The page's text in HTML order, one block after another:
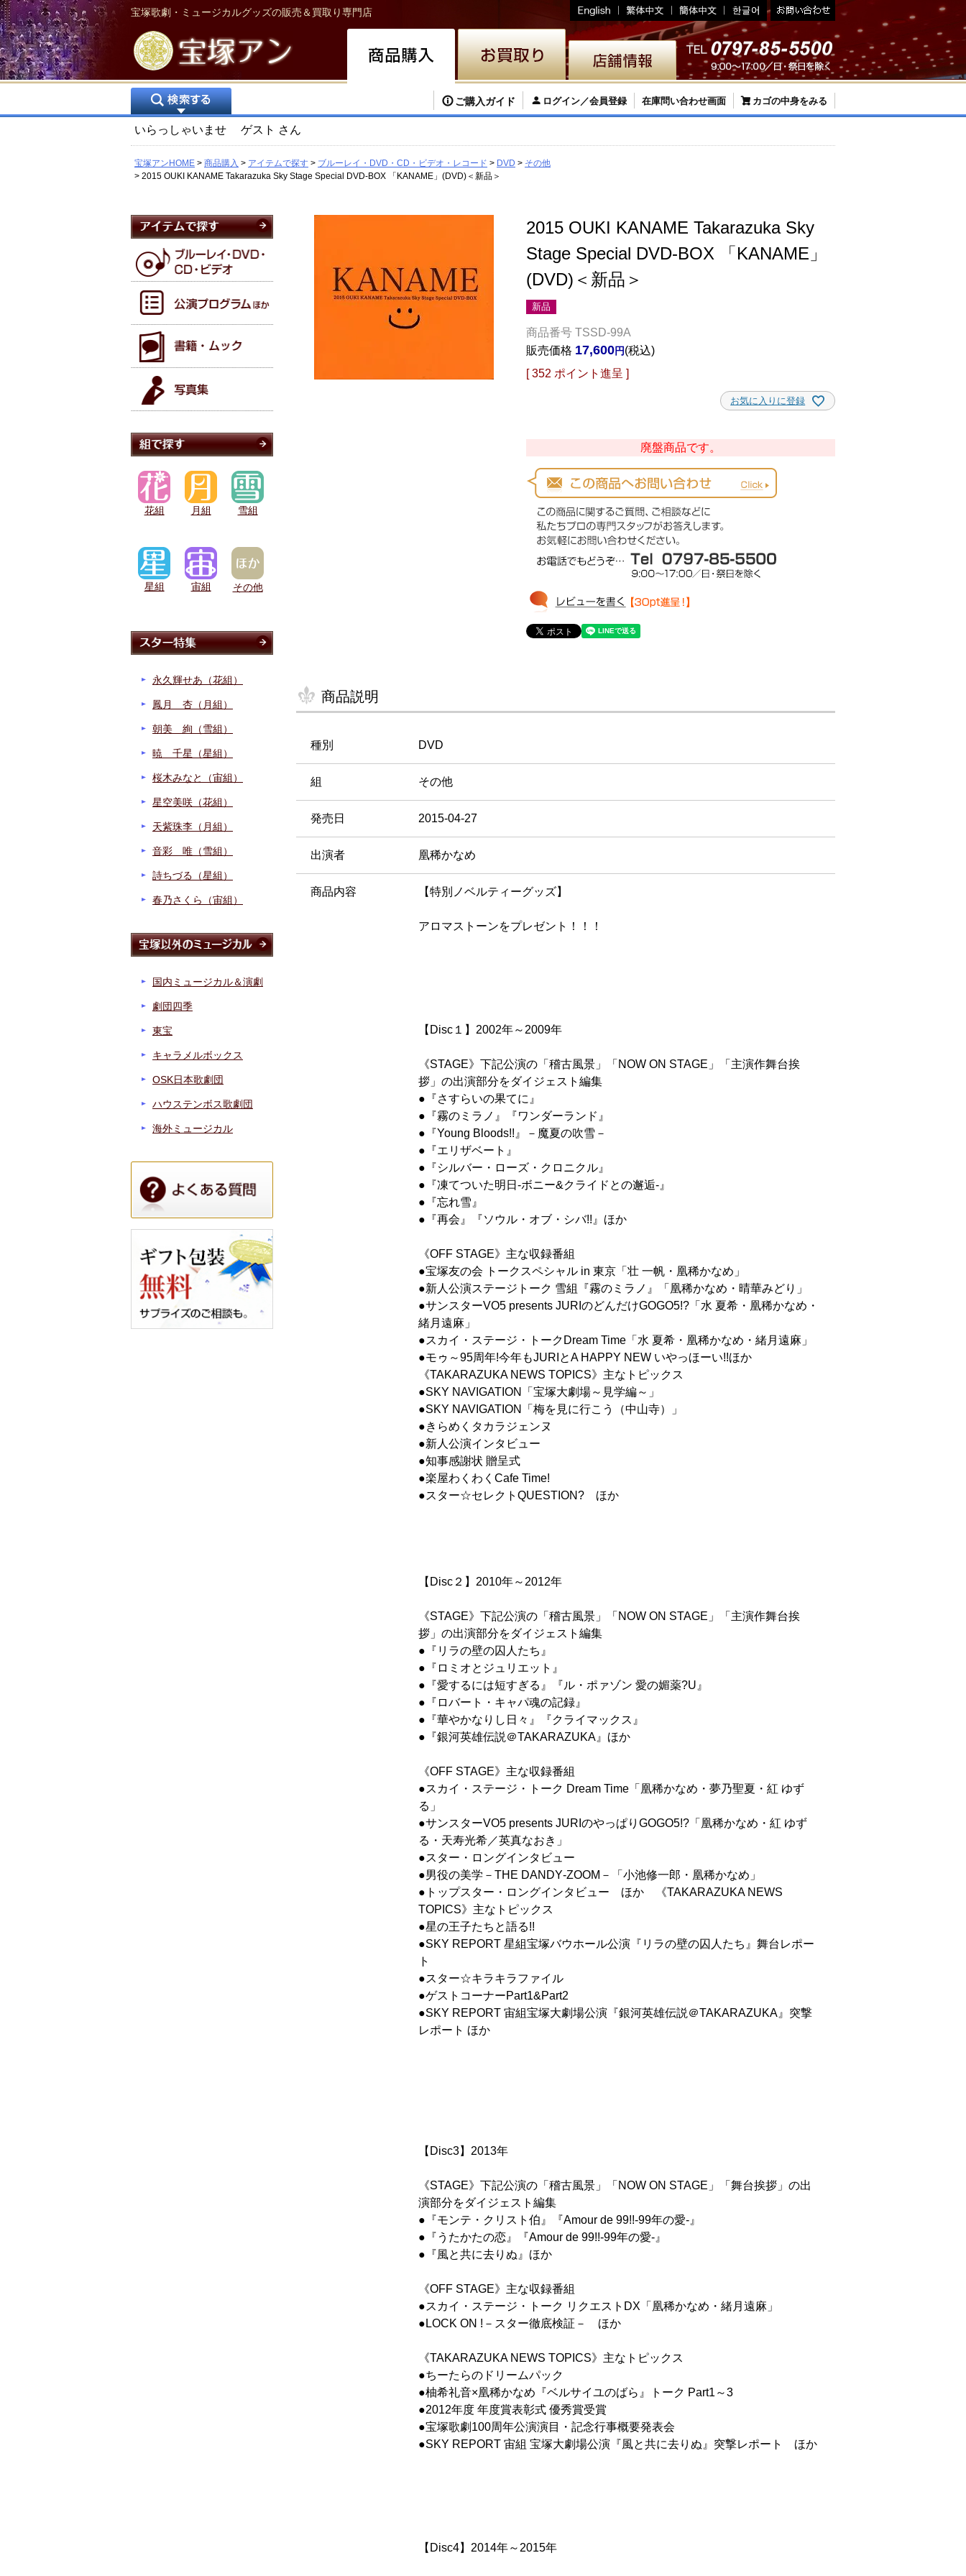
宝塚歌劇・ミュージカルグッズの販売＆買取り専門店
ご購入ガイド ログイン／会員登録 在庫問い合わせ画面 カゴの中身をみる
いらっしゃいませ ゲスト さん
宝塚アンHOME 商品購入 アイテムで探す ブルーレイ・DVD・CD・ビデオ・レコード DVD
その他
2015 OUKI KANAME Takarazuka Sky Stage Special DVD-BOX 「KANAME」(DVD)＜新品＞
2015 OUKI KANAME Takarazuka Sky
Stage Special DVD-BOX 「KANAME」
(DVD)＜新品＞
新品
商品番号 TSSD-99A
販売価格 17,600
税込
[ 352 ポイント進呈 ]
お気に入りに登録
廃盤商品です。
商品説明
種別 DVD
組 その他
発売日 2015-04-27
出演者 凰稀かなめ
商品内容 【特別ノベルティーグッズ】
アロマストーンをプレゼント！！！
【Disc１】2002年～2009年
《STAGE》下記公演の「稽古風景」「NOW ON STAGE」「主演作舞台挨
拶」の出演部分をダイジェスト編集
●『さすらいの果てに』
●『霧のミラノ』『ワンダーランド』
●『Young Bloods!!』－魔夏の吹雪－
●『エリザベート』
●『シルバー・ローズ・クロニクル』
●『凍てついた明日-ボニー&クライドとの邂逅-』
●『忘れ雪』
●『再会』『ソウル・オブ・シバ!!』ほか
《OFF STAGE》主な収録番組
●宝塚友の会 トークスペシャル in 東京「壮 一帆・凰稀かなめ」
●新人公演ステージトーク 雪組『霧のミラノ』「凰稀かなめ・晴華みどり」
●サンスターVO5 presents JURIのどんだけGOGO5!?「水 夏希・凰稀かなめ・
緒月遠麻」
●スカイ・ステージ・トークDream Time「水 夏希・凰稀かなめ・緒月遠麻」
●モゥ～95周年!今年もJURIとA HAPPY NEW いやっほーい!!ほか
《TAKARAZUKA NEWS TOPICS》主なトピックス
●SKY NAVIGATION「宝塚大劇場～見学編～」
●SKY NAVIGATION「梅を見に行こう（中山寺）」
●きらめくタカラジェンヌ
●新人公演インタビュー
●知事感謝状 贈呈式
●楽屋わくわくCafe Time!
●スター☆セレクトQUESTION? ほか
【Disc２】2010年～2012年
《STAGE》下記公演の「稽古風景」「NOW ON STAGE」「主演作舞台挨
拶」の出演部分をダイジェスト編集
●『リラの壁の囚人たち』
●『ロミオとジュリエット』
●『愛するには短すぎる』『ル・ポァゾン 愛の媚薬?U』
●『ロバート・キャパ魂の記録』
●『華やかなりし日々』『クライマックス』
●『銀河英雄伝説＠TAKARAZUKA』ほか
《OFF STAGE》主な収録番組
●スカイ・ステージ・トーク Dream Time「凰稀かなめ・夢乃聖夏・紅 ゆず
る」
●サンスターVO5 presents JURIのやっぱりGOGO5!?「凰稀かなめ・紅 ゆず
る・天寿光希／英真なおき」
●スター・ロングインタビュー
●男役の美学－THE DANDY‐ZOOM－「小池修一郎・凰稀かなめ」
●トップスター・ロングインタビュー ほか 《TAKARAZUKA NEWS
TOPICS》主なトピックス
●星の王子たちと語る!!
●SKY REPORT 星組宝塚バウホール公演『リラの壁の囚人たち』舞台レポー
ト
●スター☆キラキラファイル
●ゲストコーナーPart1&Part2
●SKY REPORT 宙組宝塚大劇場公演『銀河英雄伝説＠TAKARAZUKA』突撃
レポート ほか
【Disc3】2013年
《STAGE》下記公演の「稽古風景」「NOW ON STAGE」「舞台挨拶」の出
演部分をダイジェスト編集
●『モンテ・クリスト伯』『Amour de 99!!-99年の愛-』
●『うたかたの恋』『Amour de 99!!-99年の愛-』
●『風と共に去りぬ』ほか
《OFF STAGE》主な収録番組
●スカイ・ステージ・トーク リクエストDX「凰稀かなめ・緒月遠麻」
●LOCK ON !－スター徹底検証－ ほか
《TAKARAZUKA NEWS TOPICS》主なトピックス
●ちーたらのドリームパック
●柚希礼音×凰稀かなめ『ベルサイユのばら』トーク Part1～3
●2012年度 年度賞表彰式 優秀賞受賞
●宝塚歌劇100周年公演演目・記念行事概要発表会
●SKY REPORT 宙組 宝塚大劇場公演『風と共に去りぬ』突撃レポート ほか
【Disc4】2014年～2015年
花組 月組 雪組
星組 宙組 その他
永久輝せあ（花組）
鳳月 杏（月組）
朝美 絢（雪組）
暁 千星（星組）
桜木みなと（宙組）
星空美咲（花組）
天紫珠李（月組）
音彩 唯（雪組）
詩ちづる（星組）
春乃さくら（宙組）
国内ミュージカル＆演劇
劇団四季
東宝
キャラメルボックス
OSK日本歌劇団
ハウステンボス歌劇団
海外ミュージカル